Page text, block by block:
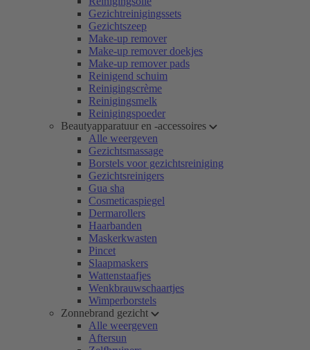
Gezichtreinigingssets
Gezichtszeep
Make-up remover
Make-up remover doekjes
Make-up remover pads
Reinigend schuim
Reinigingscrème
Reinigingsmelk
Reinigingspoeder
Beautyapparatuur en -accessoires
Alle weergeven
Gezichtsmassage
Borstels voor gezichtsreiniging
Gezichtsreinigers
Gua sha
Cosmeticaspiegel
Dermarollers
Haarbanden
Maskerkwasten
Pincet
Slaapmaskers
Wattenstaafjes
Wenkbrauwschaartjes
Wimperborstels
Zonnebrand gezicht
Alle weergeven
Aftersun